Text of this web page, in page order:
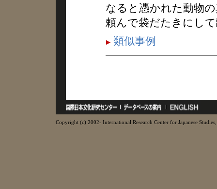
なると憑かれた動物
頼んで袋だたきにし
類似事例
Copyright (c) 2002- International Research Center for Japanese